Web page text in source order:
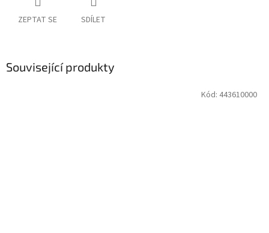
ZEPTAT SE SDÍLET
Související produkty
Kód: 443610000